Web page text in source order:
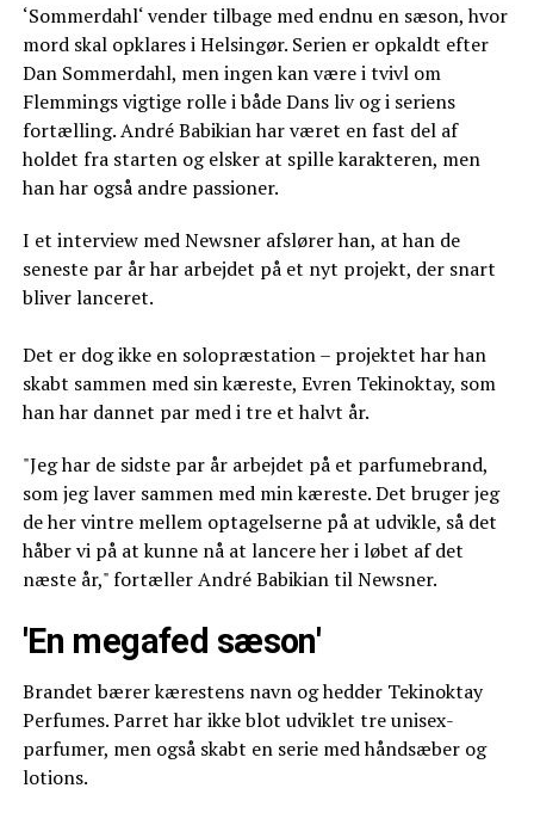
‘Sommerdahl‘ vender tilbage med endnu en sæson, hvor
mord skal opklares i Helsingør. Serien er opkaldt efter
Dan Sommerdahl, men ingen kan være i tvivl om
Flemmings vigtige rolle i både Dans liv og i seriens
fortælling. André Babikian har været en fast del af
holdet fra starten og elsker at spille karakteren, men
han har også andre passioner.
I et interview med Newsner afslører han, at han de
seneste par år har arbejdet på et nyt projekt, der snart
bliver lanceret.
Det er dog ikke en solopræstation – projektet har han
skabt sammen med sin kæreste, Evren Tekinoktay, som
han har dannet par med i tre et halvt år.
"Jeg har de sidste par år arbejdet på et parfumebrand,
som jeg laver sammen med min kæreste. Det bruger jeg
de her vintre mellem optagelserne på at udvikle, så det
håber vi på at kunne nå at lancere her i løbet af det
næste år," fortæller André Babikian til Newsner.
'En megafed sæson'
Brandet bærer kærestens navn og hedder Tekinoktay
Perfumes. Parret har ikke blot udviklet tre unisex-
parfumer, men også skabt en serie med håndsæber og
lotions.